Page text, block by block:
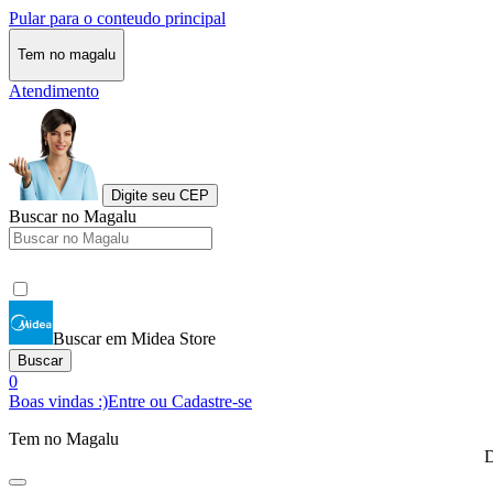
Pular para o conteudo principal
Tem no magalu
Atendimento
Digite seu CEP
Buscar no Magalu
Buscar em Midea Store
Buscar
0
Boas vindas :)Entre ou Cadastre-se
Tem no Magalu